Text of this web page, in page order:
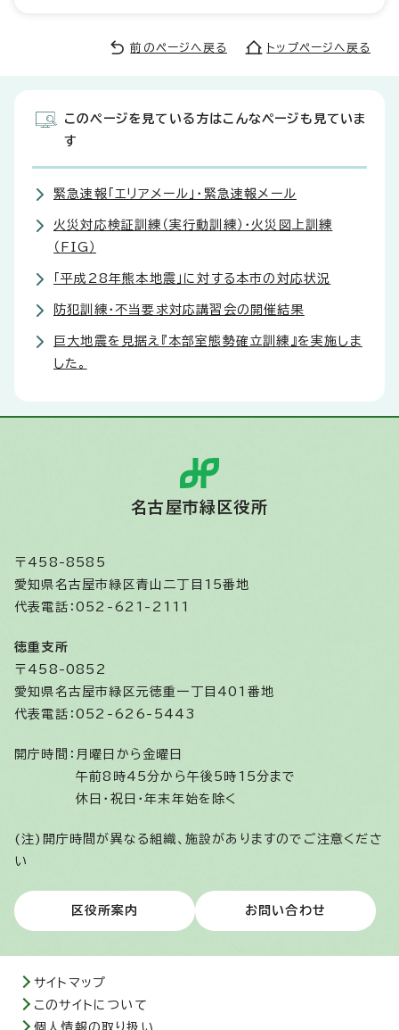
前のページへ戻る トップページへ戻る
このページを見ている方はこんなページも見ていま
す
緊急速報「エリアメール」・緊急速報メール
火災対応検証訓練（実行動訓練）・火災図上訓練
（FIG）
「平成28年熊本地震」に対する本市の対応状況
防犯訓練・不当要求対応講習会の開催結果
巨大地震を見据え『本部室態勢確立訓練』を実施しま
した。
名古屋市緑区役所
〒458-8585
愛知県名古屋市緑区青山二丁目15番地
代表電話：052-621-2111
徳重支所
〒458-0852
愛知県名古屋市緑区元徳重一丁目401番地
代表電話：052-626-5443
開庁時間： 月曜日から金曜日
午前8時45分から午後5時15分まで
休日・祝日・年末年始を除く
(注)開庁時間が異なる組織、施設がありますのでご注意くださ
い
区役所案内 お問い合わせ
サイトマップ
このサイトについて